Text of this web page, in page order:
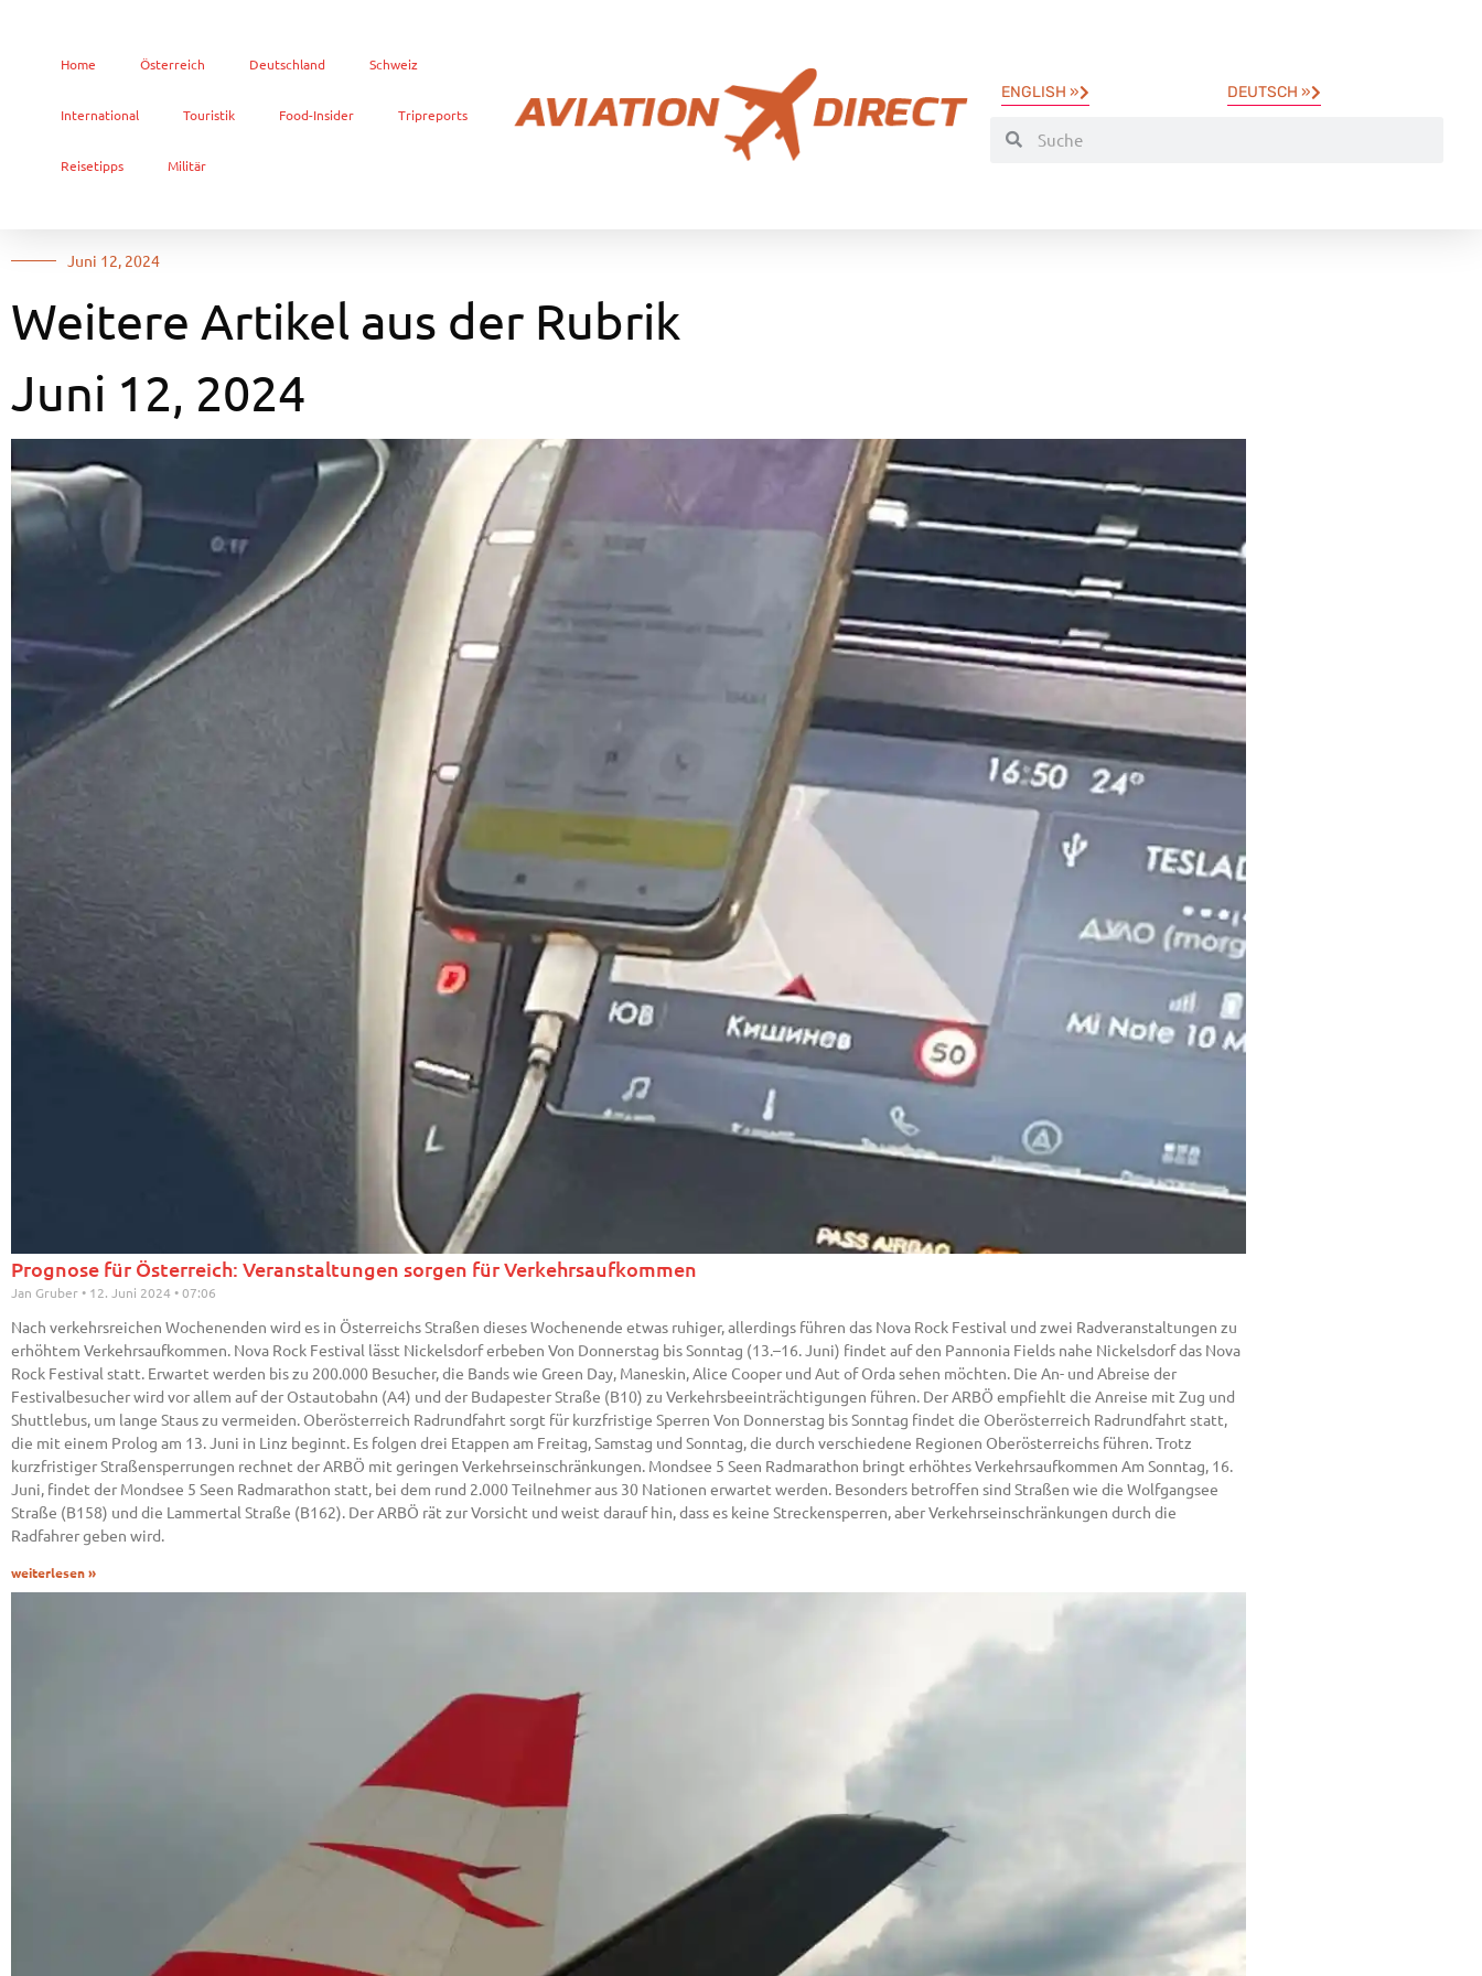
Home Österreich Deutschland Schweiz
International Touristik Food-Insider Tripreports
Reisetipps Militär
ENGLISH » DEUTSCH »
Juni 12, 2024
Weitere Artikel aus der Rubrik
Juni 12, 2024
Prognose für Österreich: Veranstaltungen sorgen für Verkehrsaufkommen
Jan Gruber 12. Juni 2024 07:06
Nach verkehrsreichen Wochenenden wird es in Österreichs Straßen dieses Wochenende etwas ruhiger, allerdings führen das Nova Rock Festival und zwei Radveranstaltungen zu
erhöhtem Verkehrsaufkommen. Nova Rock Festival lässt Nickelsdorf erbeben Von Donnerstag bis Sonntag (13.–16. Juni) findet auf den Pannonia Fields nahe Nickelsdorf das Nova
Rock Festival statt. Erwartet werden bis zu 200.000 Besucher, die Bands wie Green Day, Maneskin, Alice Cooper und Aut of Orda sehen möchten. Die An- und Abreise der
Festivalbesucher wird vor allem auf der Ostautobahn (A4) und der Budapester Straße (B10) zu Verkehrsbeeinträchtigungen führen. Der ARBÖ empfiehlt die Anreise mit Zug und
Shuttlebus, um lange Staus zu vermeiden. Oberösterreich Radrundfahrt sorgt für kurzfristige Sperren Von Donnerstag bis Sonntag findet die Oberösterreich Radrundfahrt statt,
die mit einem Prolog am 13. Juni in Linz beginnt. Es folgen drei Etappen am Freitag, Samstag und Sonntag, die durch verschiedene Regionen Oberösterreichs führen. Trotz
kurzfristiger Straßensperrungen rechnet der ARBÖ mit geringen Verkehrseinschränkungen. Mondsee 5 Seen Radmarathon bringt erhöhtes Verkehrsaufkommen Am Sonntag, 16.
Juni, findet der Mondsee 5 Seen Radmarathon statt, bei dem rund 2.000 Teilnehmer aus 30 Nationen erwartet werden. Besonders betroffen sind Straßen wie die Wolfgangsee
Straße (B158) und die Lammertal Straße (B162). Der ARBÖ rät zur Vorsicht und weist darauf hin, dass es keine Streckensperren, aber Verkehrseinschränkungen durch die
Radfahrer geben wird.
weiterlesen »